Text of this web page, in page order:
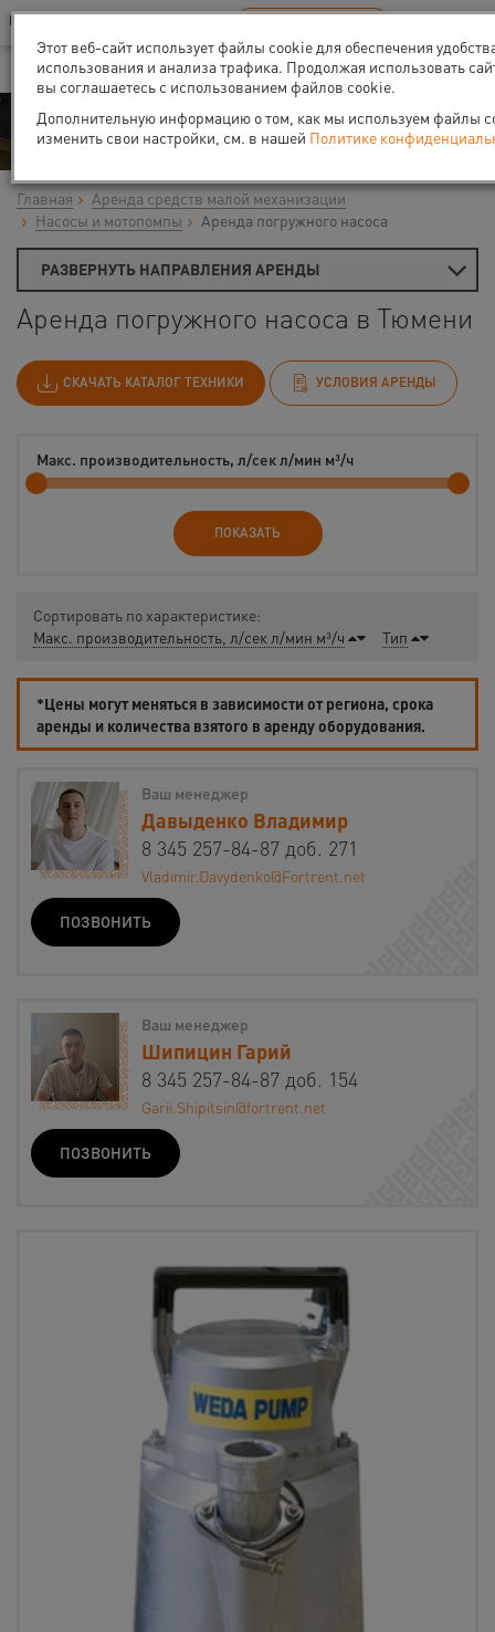
Ваш город:Тюмень
В Вашем регионе нет наших офисов RU EN
Аренда
Главная
Аренда средств малой механизации
Насосы и мотопомпы
Аренда погружного насоса
РАЗВЕРНУТЬ НАПРАВЛЕНИЯ АРЕНДЫ
Аренда погружного насоса в Тюмени
СКАЧАТЬ КАТАЛОГ ТЕХНИКИ УСЛОВИЯ АРЕНДЫ
Макс. производительность, л/сек л/мин м³/ч
ПОКАЗАТЬ
Сортировать по характеристике:
Макс. производительность, л/сек л/мин м³/ч
Тип
*Цены могут меняться в зависимости от региона, срока
аренды и количества взятого в аренду оборудования.
Ваш менеджер
Давыденко Владимир
8 345 257-84-87 доб. 271
Vladimir.Davydenko@Fortrent.net
ПОЗВОНИТЬ
Ваш менеджер
Шипицин Гарий
8 345 257-84-87 доб. 154
Garii.Shipitsin@fortrent.net
ПОЗВОНИТЬ
Этот веб-сайт использует файлы cookie для обеспечения
использования и анализа трафика. Продолжая использовать
вы соглашаетесь с использованием файлов cookie.
Дополнительную информацию о том, как мы используем файлы
изменить свои настройки, см. в нашей Политике